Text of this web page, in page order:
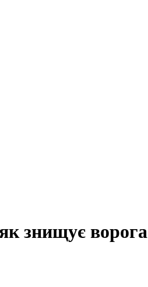
знищує ворога